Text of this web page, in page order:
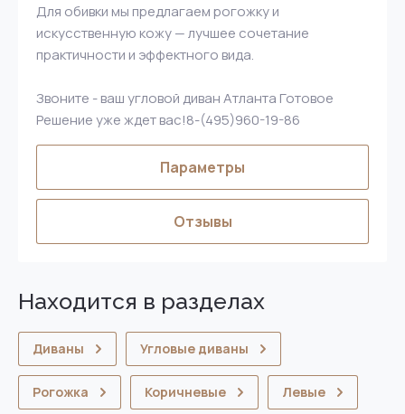
Для обивки мы предлагаем рогожку и
искусственную кожу — лучшее сочетание
практичности и эффектного вида.
Звоните - ваш угловой диван Атланта Готовое
Решение уже ждет вас!8-(495)960-19-86
Параметры
Отзывы
Находится в разделах
Диваны Угловые диваны
Рогожка Коричневые Левые